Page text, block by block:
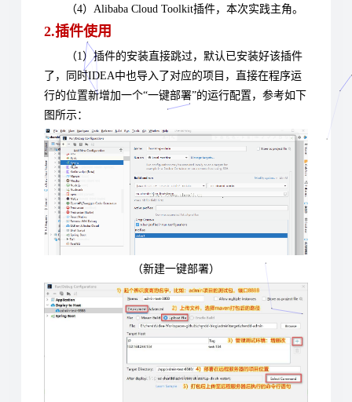
（4）Alibaba Cloud Toolkit插件，本次实践主角。
2.插件使用
（1）插件的安装直接跳过，默认已安装好该插件
了，同时IDEA中也导入了对应的项目，直接在程序运
行的位置新增加一个“一键部署”的运行配置，参考如下
图所示：
（新建一键部署）